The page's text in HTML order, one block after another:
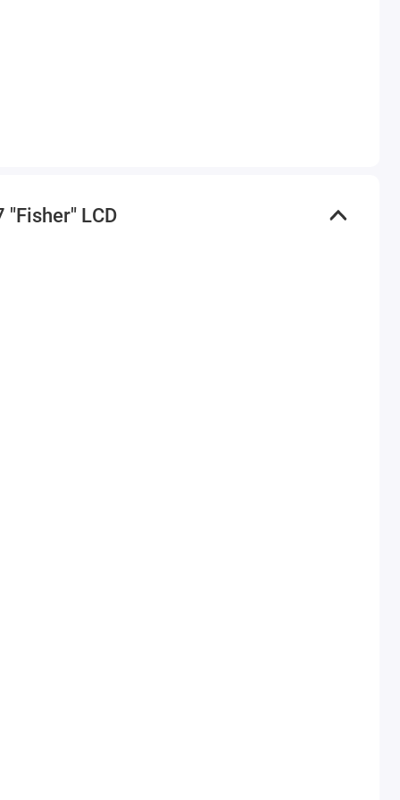
"Fisher" LСD